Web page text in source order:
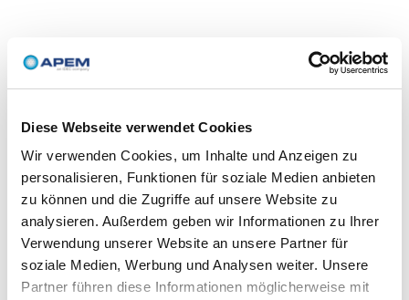
Diese Webseite verwendet Cookies
Wir verwenden Cookies, um Inhalte und Anzeigen zu
personalisieren, Funktionen für soziale Medien anbieten
zu können und die Zugriffe auf unsere Website zu
analysieren. Außerdem geben wir Informationen zu Ihrer
Verwendung unserer Website an unsere Partner für
soziale Medien, Werbung und Analysen weiter. Unsere
Partner führen diese Informationen möglicherweise mit